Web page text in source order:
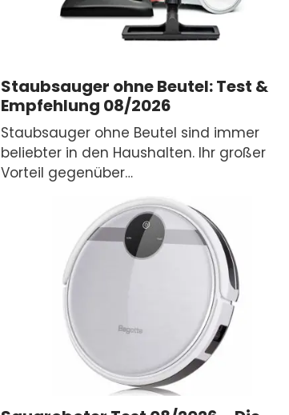
Staubsauger ohne Beutel: Test &
Empfehlung 08/2026
Staubsauger ohne Beutel sind immer
beliebter in den Haushalten. Ihr großer
Vorteil gegenüber…